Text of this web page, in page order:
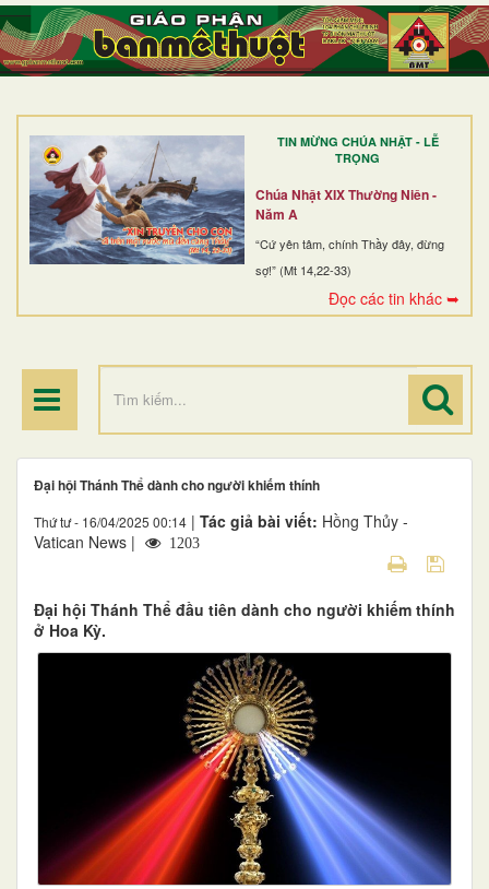
TIN MỪNG CHÚA NHẬT - LỄ
TRỌNG
Chúa Nhật XIX Thường Niên -
Năm A
“Cứ yên tâm, chính Thầy đây, đừng
sợ!” (Mt 14,22-33)
Đọc các tin khác ➥
TRANG NHẤT
GIỚI THIỆU
DÒNG TU
BAN MỤC VỤ
ĐOÀN THỂ CG
ĐIỂM HÀNH HƯƠNG
Đại hội Thánh Thể dành cho người khiếm thính
Thứ tư - 16/04/2025 00:14 | Tác giả bài viết: Hồng Thủy -
Vatican News |
1203
Đại hội Thánh Thể đầu tiên dành cho người khiếm thính
ở Hoa Kỳ.